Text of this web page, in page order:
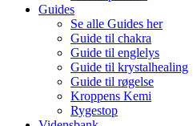
Guides
Se alle Guides her
Guide til chakra
Guide til englelys
Guide til krystalhealing
Guide til røgelse
Kroppens Kemi
Rygestop